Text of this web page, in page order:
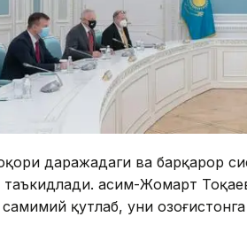
даражадаги ва барқарор
таъкидлади. Қасим-Жомарт
қутлаб, уни